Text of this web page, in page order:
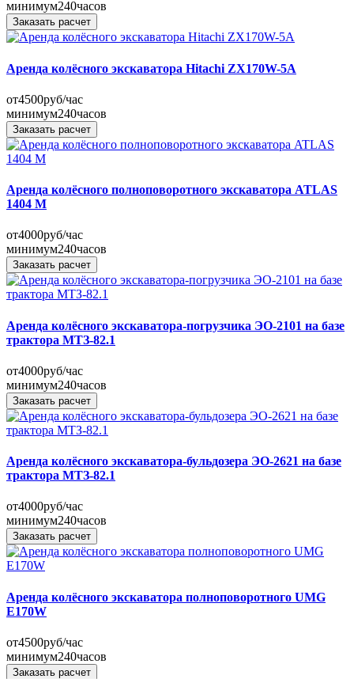
минимум240часов
Заказать расчет
Аренда колёсного экскаватора Hitachi ZX170W-5A
от4500руб/час
минимум240часов
Заказать расчет
Аренда колёсного полноповоротного экскаватора ATLAS
1404 M
от4000руб/час
минимум240часов
Заказать расчет
Аренда колёсного экскаватора-погрузчика ЭО-2101 на базе
трактора МТЗ-82.1
от4000руб/час
минимум240часов
Заказать расчет
Аренда колёсного экскаватора-бульдозера ЭО-2621 на базе
трактора МТЗ-82.1
от4000руб/час
минимум240часов
Заказать расчет
Аренда колёсного экскаватора полноповоротного UMG
E170W
от4500руб/час
минимум240часов
Заказать расчет